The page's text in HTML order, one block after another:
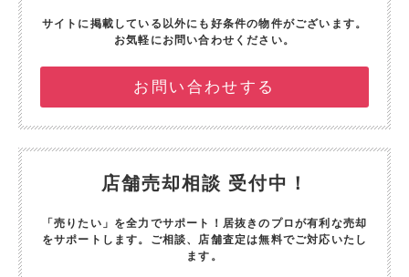
サイトに掲載している以外にも好条件の物件がございます。
お気軽にお問い合わせください。
お問い合わせする
店舗売却相談 受付中！
「売りたい」を全力でサポート！ 居抜きのプロが有利な売却
をサポートします。 ご相談、店舗査定は無料でご対応いたし
ます。